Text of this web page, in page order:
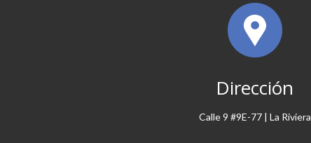
Dirección
Calle 9 #9E-77 | La Riviera